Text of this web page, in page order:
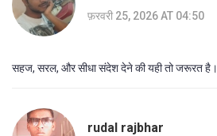
फ़रवरी 25, 2026 AT 04:50
सहज, सरल, और सीधा संदेश देने की यही तो जरूरत है।
rudal rajbhar